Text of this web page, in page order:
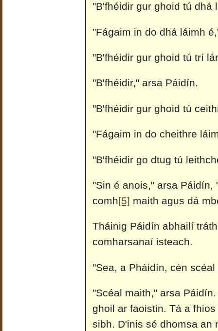
"B'fhéidir gur ghoid tú dhá
"Fágaim in do dhá láimh
"B'fhéidir gur ghoid tú trí
"B'fhéidir," arsa Páidín.
"B'fhéidir gur ghoid tú
"Fágaim in do cheithre
"B'fhéidir go dtug tú
"Sin é anois," arsa
comh[5] maith agus dá
Tháinig Páidín abhailí
comharsanaí isteach.
"Sea, a Pháidín, cén scéal
"Scéal maith," arsa
ghoil ar faoistin. Tá a
sibh. D'inis sé dhomsa an